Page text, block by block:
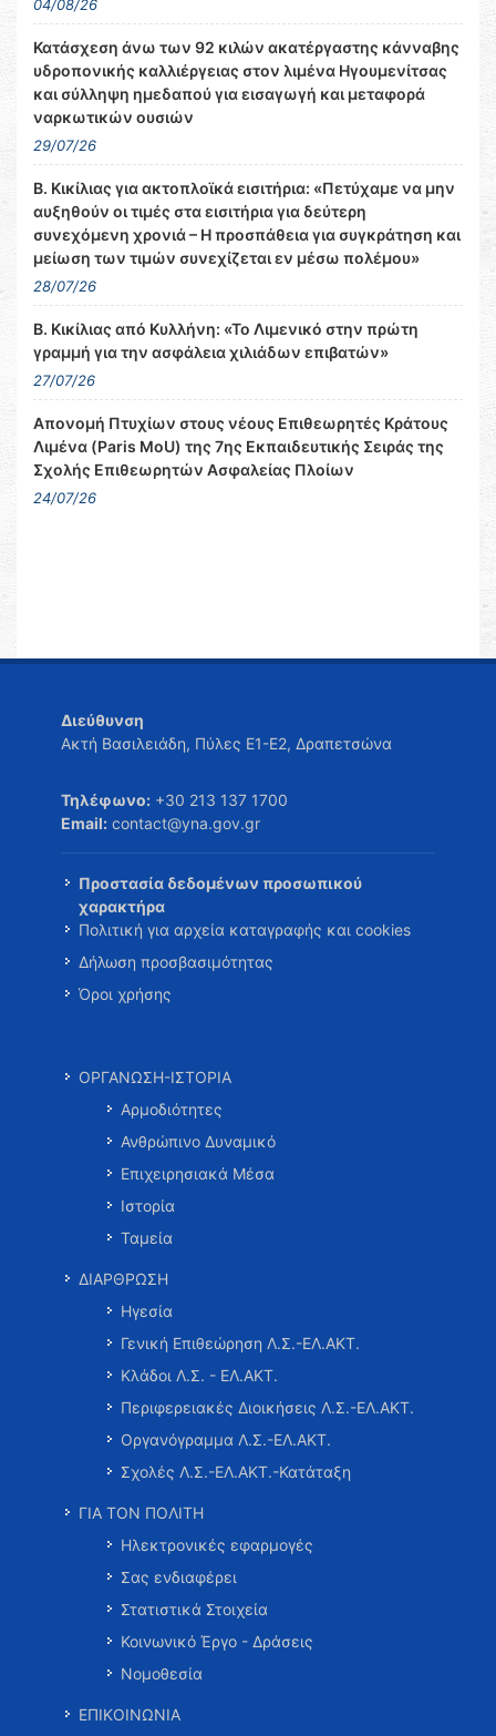
04/08/26
Κατάσχεση άνω των 92 κιλών ακατέργαστης κάνναβης
υδροπονικής καλλιέργειας στον λιμένα Ηγουμενίτσας
και σύλληψη ημεδαπού για εισαγωγή και μεταφορά
ναρκωτικών ουσιών
29/07/26
Β. Κικίλιας για ακτοπλοϊκά εισιτήρια: «Πετύχαμε να μην
αυξηθούν οι τιμές στα εισιτήρια για δεύτερη
συνεχόμενη χρονιά – Η προσπάθεια για συγκράτηση και
μείωση των τιμών συνεχίζεται εν μέσω πολέμου»
28/07/26
Β. Κικίλιας από Κυλλήνη: «Το Λιμενικό στην πρώτη
γραμμή για την ασφάλεια χιλιάδων επιβατών»
27/07/26
Απονομή Πτυχίων στους νέους Επιθεωρητές Κράτους
Λιμένα (Paris MoU) της 7ης Εκπαιδευτικής Σειράς της
Σχολής Επιθεωρητών Ασφαλείας Πλοίων
24/07/26
Διεύθυνση
Ακτή Βασιλειάδη, Πύλες Ε1-Ε2, Δραπετσώνα
Τηλέφωνο: +30 213 137 1700
Email: contact@yna.gov.gr
Προστασία δεδομένων προσωπικού
χαρακτήρα
Πολιτική για αρχεία καταγραφής και cookies
Δήλωση προσβασιμότητας
Όροι χρήσης
ΟΡΓΑΝΩΣΗ-ΙΣΤΟΡΙΑ
Αρμοδιότητες
Ανθρώπινο Δυναμικό
Επιχειρησιακά Μέσα
Ιστορία
Ταμεία
ΔΙΑΡΘΡΩΣΗ
Ηγεσία
Γενική Επιθεώρηση Λ.Σ.-ΕΛ.ΑΚΤ.
Κλάδοι Λ.Σ. - ΕΛ.ΑΚΤ.
Περιφερειακές Διοικήσεις Λ.Σ.-ΕΛ.ΑΚΤ.
Οργανόγραμμα Λ.Σ.-ΕΛ.ΑΚΤ.
Σχολές Λ.Σ.-ΕΛ.ΑΚΤ.-Κατάταξη
ΓΙΑ ΤΟΝ ΠΟΛΙΤΗ
Ηλεκτρονικές εφαρμογές
Σας ενδιαφέρει
Στατιστικά Στοιχεία
Κοινωνικό Έργο - Δράσεις
Νομοθεσία
ΕΠΙΚΟΙΝΩΝΙΑ